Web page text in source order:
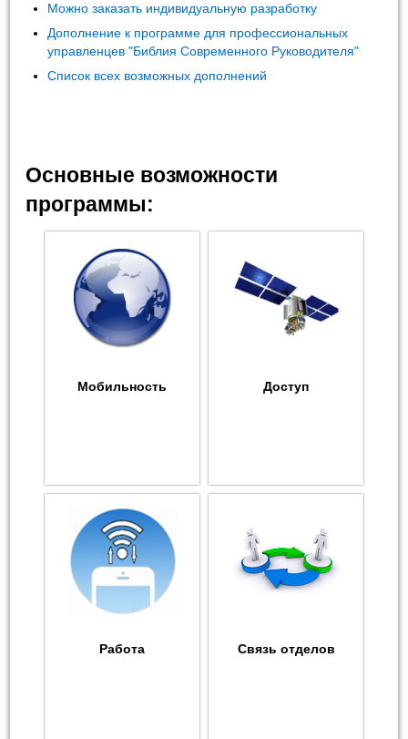
Можно заказать индивидуальную разработку
Дополнение к программе для профессиональных
управленцев "Библия Современного Руководителя"
Список всех возможных дополнений
Основные возможности
программы:
Мобильность Доступ
Работа Связь отделов